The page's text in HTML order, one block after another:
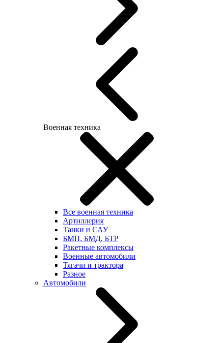
Военная техника
Все военная техника
Артиллерия
Танки и САУ
БМП, БМД, БТР
Ракетные комплексы
Военные автомобили
Тягачи и трактора
Разное
Автомобили